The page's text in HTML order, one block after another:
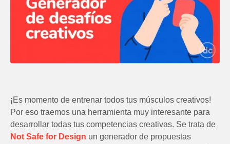
¡Es momento de entrenar todos tus músculos creativos!
Por eso traemos una herramienta muy interesante para
desarrollar todas tus competencias creativas. Se trata de
Not Safe for Design un generador de propuestas